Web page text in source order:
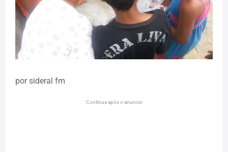
por sideral fm
Continua após o anuncio